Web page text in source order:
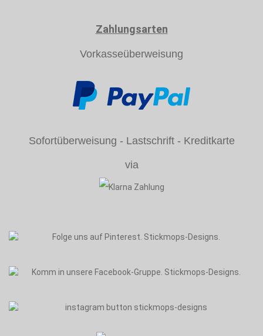
Zahlungsarten
Vorkasseüberweisung
Sofortüberweisung - Lastschrift - Kreditkarte
via